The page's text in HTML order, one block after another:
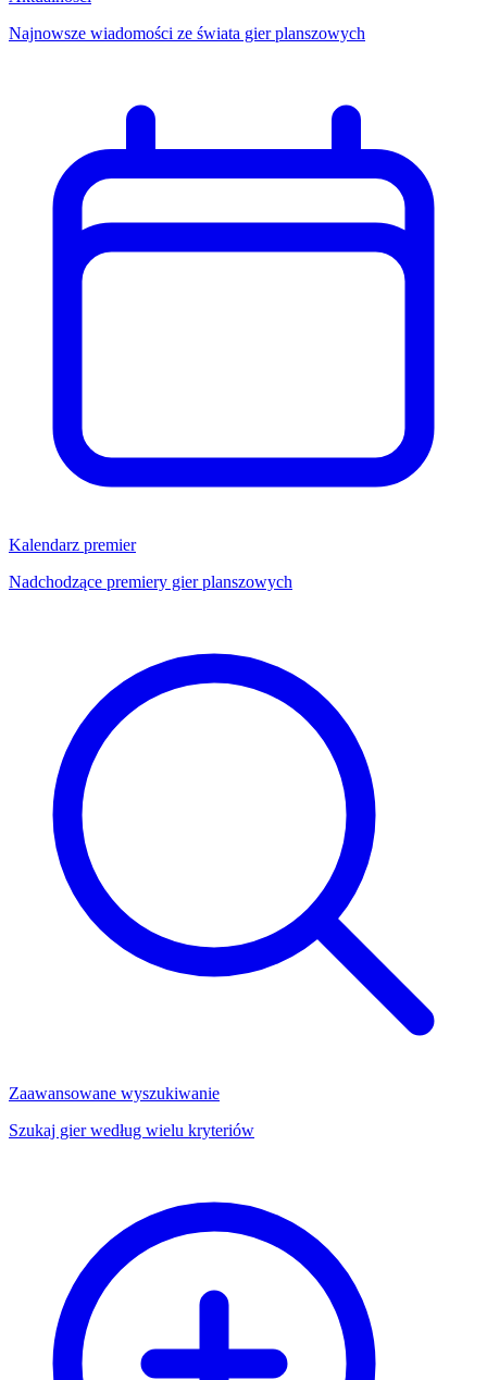
Najnowsze wiadomości ze świata gier planszowych
Kalendarz premier
Nadchodzące premiery gier planszowych
Zaawansowane wyszukiwanie
Szukaj gier według wielu kryteriów